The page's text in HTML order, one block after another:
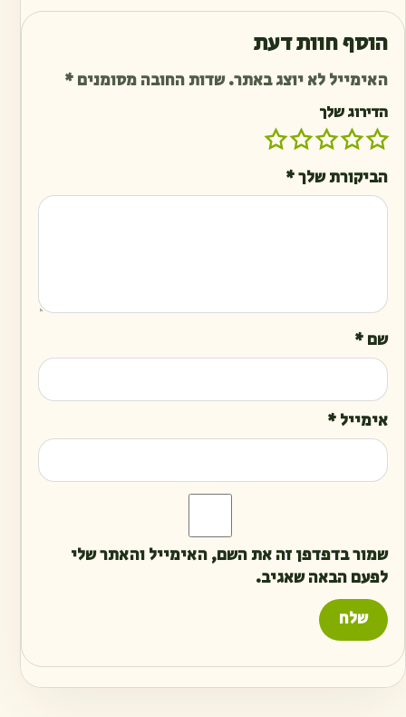
הוסף חוות דעת
האימייל לא יוצג באתר.שדות החובה מסומנים*
הדירוג שלך
הביקורת שלך*
שם*
אימייל*
שמור בדפדפן זה את השם, האימייל והאתר שלי
לפעם הבאה שאגיב.